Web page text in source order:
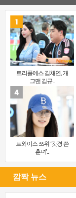
트리플에스 김채연, 개
그맨 김규..
트와이스 쯔위 ‘갓경 쓴
훈녀’..
깜짝 뉴스